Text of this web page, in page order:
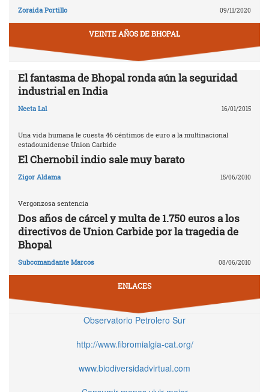
Zoraida Portillo 09/11/2020
VEINTE AÑOS DE BHOPAL
El fantasma de Bhopal ronda aún la seguridad
industrial en India
Neeta Lal 16/01/2015
Una vida humana le cuesta 46 céntimos de euro a la multinacional
estadounidense Union Carbide
El Chernobil indio sale muy barato
Zigor Aldama 15/06/2010
Vergonzosa sentencia
Dos años de cárcel y multa de 1.750 euros a los
directivos de Union Carbide por la tragedia de
Bhopal
Subcomandante Marcos 08/06/2010
ENLACES
Observatorio Petrolero Sur
http://www.fibromialgia-cat.org/
www.biodiversidadvirtual.com